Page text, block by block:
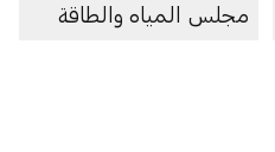
مجلس المياه والطاقة